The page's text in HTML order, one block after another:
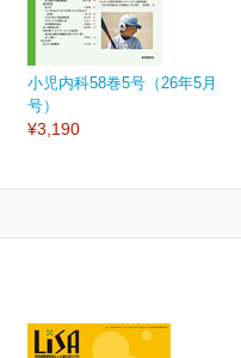
小児内科58巻5号（26年5月
号）
¥3,190